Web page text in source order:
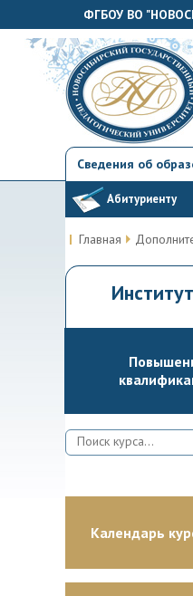
ФГБОУ ВО
Сведения об
Абитуриенту
Главная
Календарь